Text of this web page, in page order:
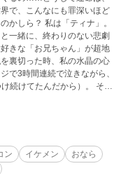
で、こんなにも罪深いほど
「ティナ」。
一緒に、終わりのない悲劇
きな「お兄ちゃん」が超地
裏切った時、私の水晶の心
で3時間連続で泣きながら、
けてたんだから）。 そん
れないけど、結局のとこ
の。でも勘違いしないで、
て大変なんだから！ この
て何よりも大切な「私た
る時、私たちは「エンゼリ
いの。「ピンキー・シュガ
ン イケメン
おなら